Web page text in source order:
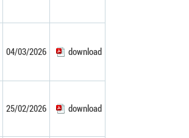
04/03/2026 download
25/02/2026 download